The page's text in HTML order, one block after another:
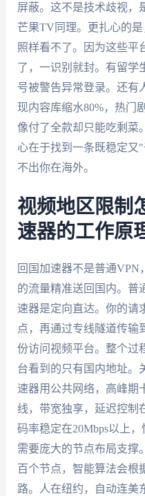
屏蔽。这不是技术歧视，
芒果TV同理。更扎心的是
照样看不了。因为这些平
了，一识别就封。有留学
号被警告异常登录。还有
现内容库缩水80%，热门
像付了全款却只能吃剩菜
心在于找到一条既稳定又
不出你在海外。
视频地区限制
速器的工作原
回国加速器不是普通VPN
的流量精准送回国内。普
速器是定向直达。你的请
点，再通过专线隧道传输
份访问视频平台。整个过
台看到的只有国内地址。
速器用公共网络，高峰期
线，带宽独享，延迟控制
码率稳定在20Mbps以上
需要庞大的节点布局支撑。
百个节点，智能算法会根
路。人在纽约，自动连美